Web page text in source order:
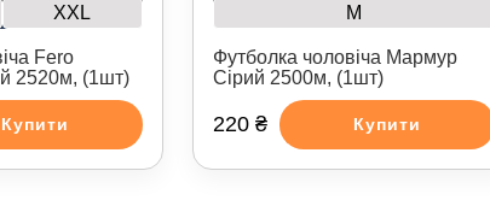
XXL
Fero
2520м, (1шт)
Купити
M
Футболка чоловіча Мармур
Сірий 2500м, (1шт)
220 ₴ Купити